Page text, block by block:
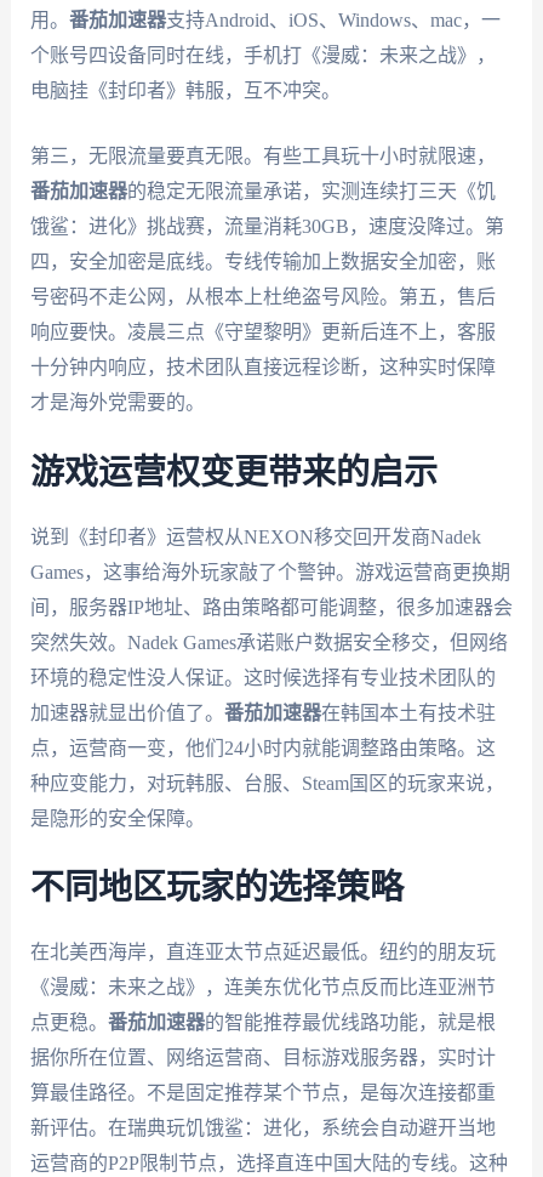
用。 番茄加速器支持Android、iOS、Windows、mac，一
个账号四设备同时在线，手机打《漫威：未来之战》，
电脑挂《封印者》韩服，互不冲突。
第三，无限流量要真无限。有些工具玩十小时就限速，
番茄加速器的稳定无限流量承诺，实测连续打三天《饥
饿鲨：进化》挑战赛，流量消耗30GB，速度没降过。第
四，安全加密是底线。专线传输加上数据安全加密，账
号密码不走公网，从根本上杜绝盗号风险。第五，售后
响应要快。凌晨三点《守望黎明》更新后连不上，客服
十分钟内响应，技术团队直接远程诊断，这种实时保障
才是海外党需要的。
游戏运营权变更带来的启示
说到《封印者》运营权从NEXON移交回开发商Nadek
Games，这事给海外玩家敲了个警钟。游戏运营商更换期
间，服务器IP地址、路由策略都可能调整，很多加速器会
突然失效。Nadek Games承诺账户数据安全移交，但网络
环境的稳定性没人保证。这时候选择有专业技术团队的
加速器就显出价值了。 番茄加速器在韩国本土有技术驻
点，运营商一变，他们24小时内就能调整路由策略。这
种应变能力，对玩韩服、台服、Steam国区的玩家来说，
是隐形的安全保障。
不同地区玩家的选择策略
在北美西海岸，直连亚太节点延迟最低。纽约的朋友玩
《漫威：未来之战》，连美东优化节点反而比连亚洲节
点更稳。 番茄加速器的智能推荐最优线路功能，就是根
据你所在位置、网络运营商、目标游戏服务器，实时计
算最佳路径。不是固定推荐某个节点，是每次连接都重
新评估。在瑞典玩饥饿鲨：进化，系统会自动避开当地
运营商的P2P限制节点，选择直连中国大陆的专线。这种